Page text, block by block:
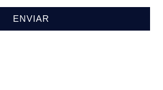
ENVIAR